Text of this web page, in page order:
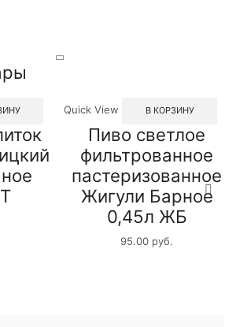
Quick View В КОРЗИНУ
Пиво светлое
фильтрованное
пастеризованное
Жигули Барное
0,45л ЖБ
95.00 руб.